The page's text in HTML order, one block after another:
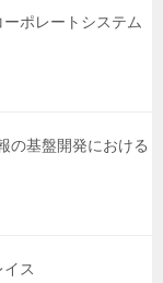
ポレートシステム
の基盤開発における
ス